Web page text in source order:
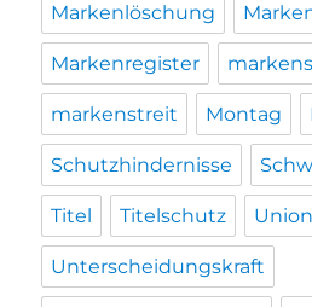
Markenlöschung
Markenregister
markenstreit Montag
Schutzhindernisse
Titel Titelschutz
Unterscheidungskraft